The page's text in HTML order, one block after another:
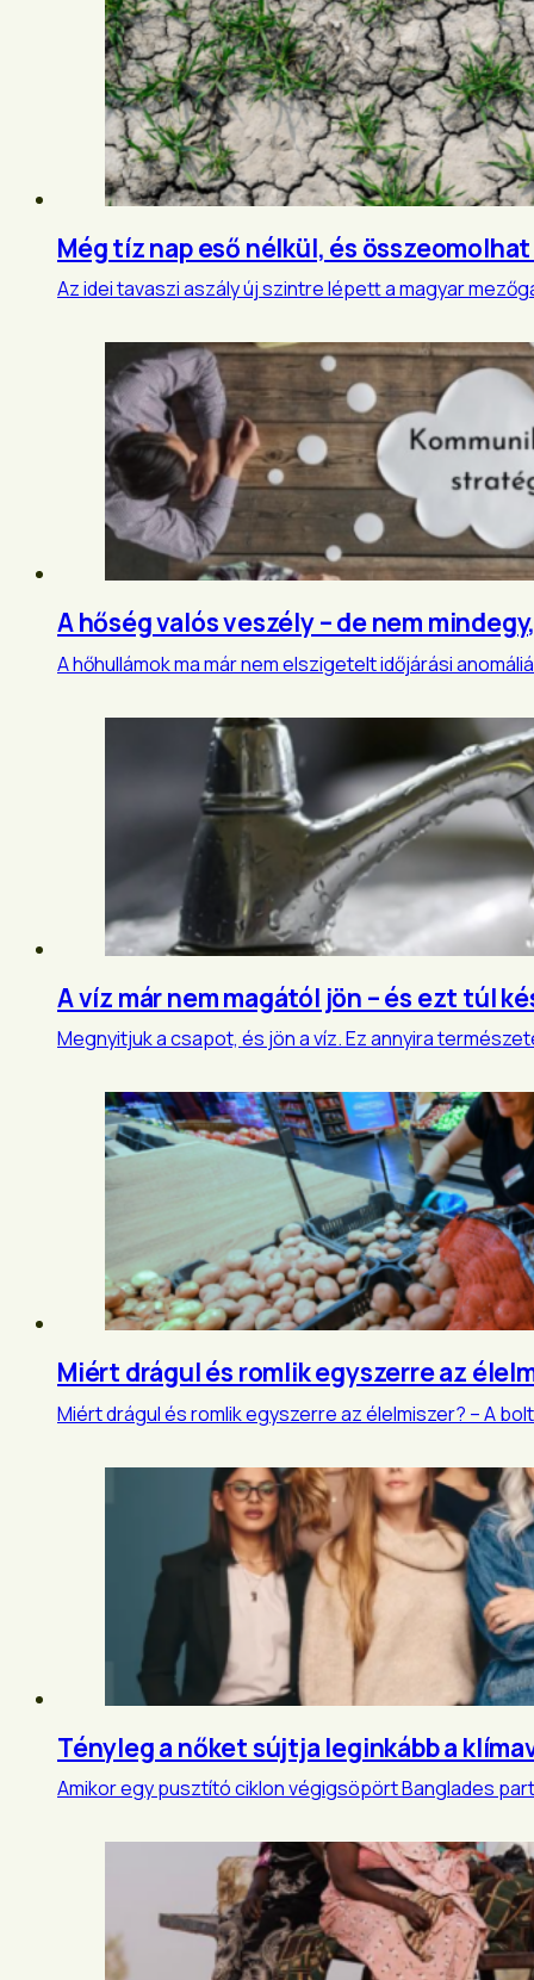
Még tíz nap eső nélkül, és
Az idei tavaszi aszály új szintre lépett a magyar
A hőség valós veszély – de nem
A hőhullámok ma már nem elszigetelt időjárási
A víz már nem magától jön – és ezt túl
Megnyitjuk a csapot, és jön a víz. Ez annyira
Miért drágul és romlik egyszerre az
Miért drágul és romlik egyszerre az élelmiszer? – A
Tényleg a nőket sújtja leginkább a
Amikor egy pusztító ciklon végigsöpört Banglades